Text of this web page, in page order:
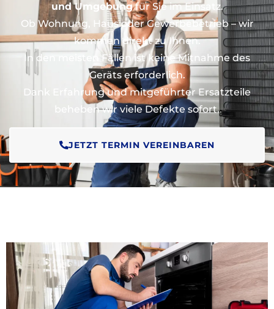
und Umgebungfür Sie im Einsatz.
Ob Wohnung, Haus oder Gewerbebetrieb – wir
kommen direkt zu Ihnen.
In den meisten Fällen ist keine Mitnahme des
Geräts erforderlich.
Dank Erfahrung und mitgeführter Ersatzteile
beheben wir viele Defekte sofort.
JETZT TERMIN VEREINBAREN